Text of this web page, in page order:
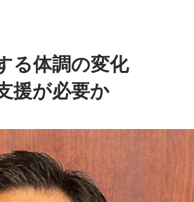
る体調の変化
援が必要か